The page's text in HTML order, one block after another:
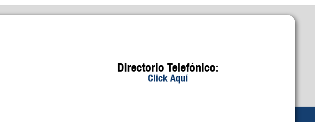
Directorio Telefónico:
Click Aquí